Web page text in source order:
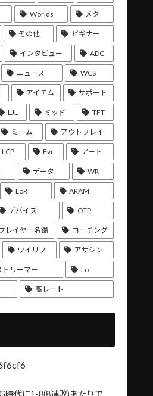
Worlds メタ
その他 ビギナー
インタビュー ADC
ニュース WCS
アイテム サポート
LJL ミッド TFT
ミーム アウトプレイ
LCP Evi アート
データ WR
LoR ARAM
デバイス OTP
レイヤー名鑑 コーチング
ワイリフ アサシン
トリーマー Lo
高レート
時代に1-8(8連敗)あたりで